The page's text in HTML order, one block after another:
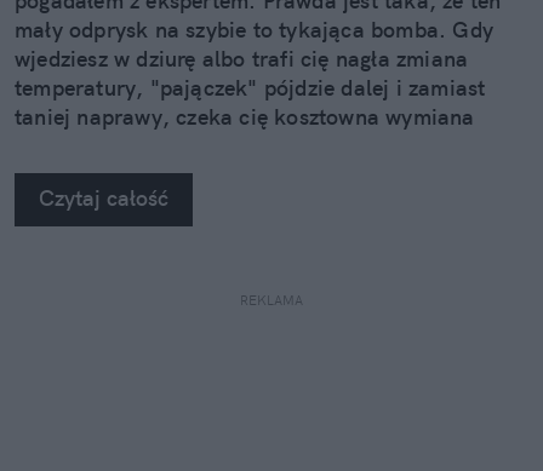
mały odprysk na szybie to tykająca bomba. Gdy
wjedziesz w dziurę albo trafi cię nagła zmiana
temperatury, "pajączek" pójdzie dalej i zamiast
taniej naprawy, czeka cię kosztowna wymiana
na własne oczy zobaczyć, jak profesjonaliści radzą
sobie z takimi uszkodzeniami.
Czytaj całość
REKLAMA